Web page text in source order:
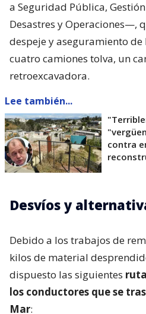
a Seguridad Pública,
Desastres y Operaciones—,
despeje y aseguramiento
cuatro camiones tolva, un
retroexcavadora.
Lee también...
contra
Desvíos y
Debido a los trabajos de
kilos de material
dispuesto las siguientes
los conductores que se
Mar: